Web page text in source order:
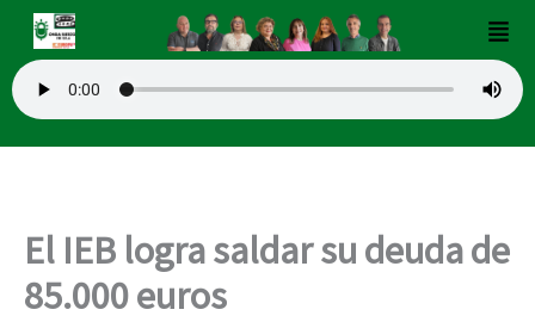
contenido
El IEB logra saldar su deuda de
85.000 euros